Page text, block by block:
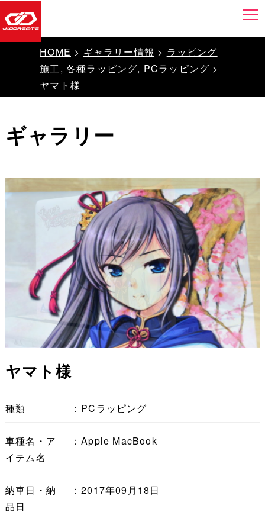
HOME > ギャラリー情報 > ラッピング
施工, 各種ラッピング, PCラッピング >
ヤマト様
ギャラリー
ヤマト様
種類 ：PCラッピング
車種名・ア
イテム名
：Apple MacBook
納車日・納
品日
：2017年09月18日